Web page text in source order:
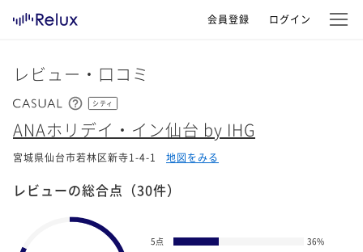
会員登録 ログイン
レビュー・口コミ
シティ
ANAホリデイ・イン仙台 by IHG
宮城県仙台市若林区新寺1-4-1 地図をみる
レビューの総合点 （30件）
5点 36%